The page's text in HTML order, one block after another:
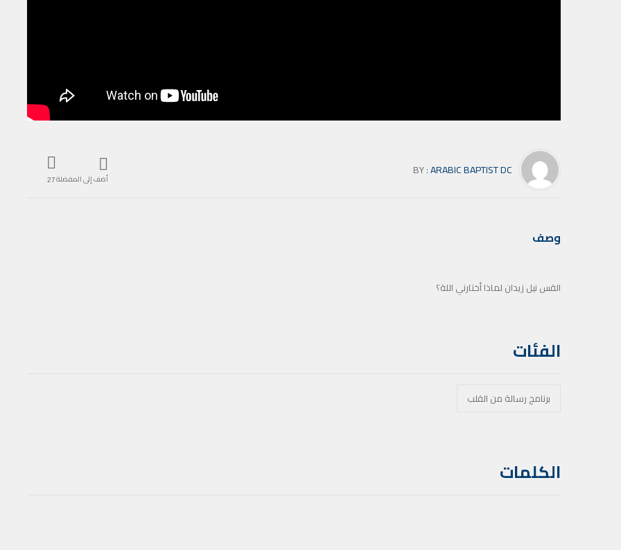
أضف إلى المفضلة27
BY :ARABIC BAPTIST DC
وصف
القس نيل زيدان لماذا أختارني اللة؟
الفئات
برنامج رسالة من القلب
الكلمات